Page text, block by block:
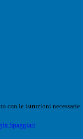
con le istruzioni necessarie.
Spaggiari